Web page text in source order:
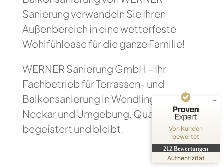
Sanierung verwandeln Sie Ihren
Außenbereich in eine wetterfeste
Wohlfühloase für die ganze Familie!
WERNER Sanierung GmbH – Ihr
Fachbetrieb für Terrassen- und
Balkonsanierung in Wendlingen am
Neckar und Umgebung. Qualität, die
begeistert und bleibt.
Von Kunden
bewertet
212 Bewertungen
Authentizität
Kundenbewertungen und Erfahrungen zu
WERNER Sanierung GmbH
Empfehlungen auf
SEHR GUT
5,00
3
Bewertungen auf
ProvenExpert.com
209
Bewertungen von
4
anderen Quellen
Blick aufs ProvenExpert-Profil werfen
23.07.2026